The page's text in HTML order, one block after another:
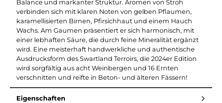
Balance und markanter Struktur. Aromen von Stroh
verbinden sich mit klaren Noten von gelben Pflaumen,
karamellisierten Birnen, Pfirsichhaut und einem Hauch
Wachs. Am Gaumen präsentiert er sich harmonisch, mit
einer lebhaften Säure, die durch feine Mineralität ergänzt
wird. Eine meisterhaft handwerkliche und authentische
Ausdrucksform des Swartland Terroirs, die 2024er Edition
wird sorgfältig aus acht Weinbergen und 16 Ernten
verschnitten und reifte in Beton- und älteren Fässern!
Eigenschaften